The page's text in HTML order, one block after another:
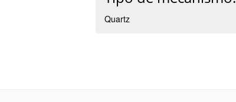
Quartz